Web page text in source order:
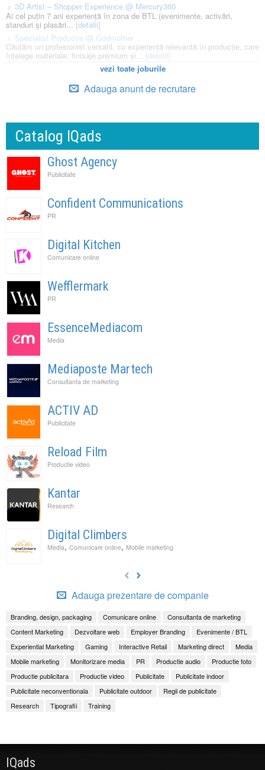
3D Artist – Shopper Experience @ Mercury360
Ai cel puțin 7 ani experiență în zona de BTL (evenimente, activări,
standuri și plasări...[detalii]
Specialist Productie @ Godmother
Căutăm un profesionist versatil, cu experiență relevantă în producție, care
înțelege materiale, finisaje premium și... [detalii]
vezi toate joburile
Adauga anunt de recrutare
Catalog IQads
Ghost Agency
Publicitate
Confident Communications
PR
Digital Kitchen
Comunicare online
Wefflermark
PR
EssenceMediacom
Media
Mediaposte Martech
Consultanta de marketing
ACTIV AD
Publicitate
Reload Film
Productie video
Kantar
Research
Digital Climbers
Media, Comunicare online, Mobile marketing
Adauga prezentare de companie
Branding, design, packaging Comunicare online
Consultanta de marketing
Content Marketing
Dezvoltare web Employer Branding
Evenimente / BTL
Experiential Marketing
Gaming Interactive Retail Marketing direct
Media
Mobile marketing
Monitorizare media PR Productie audio
Productie foto
Productie publicitara
Productie video Publicitate
Publicitate indoor
Publicitate neconventionala
Publicitate outdoor
Regii de publicitate
Research
Tipografii Training
IQads